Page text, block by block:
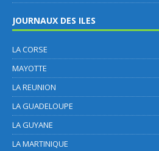
JOURNAUX DES ILES
LA CORSE
MAYOTTE
LA REUNION
LA GUADELOUPE
LA GUYANE
LA MARTINIQUE